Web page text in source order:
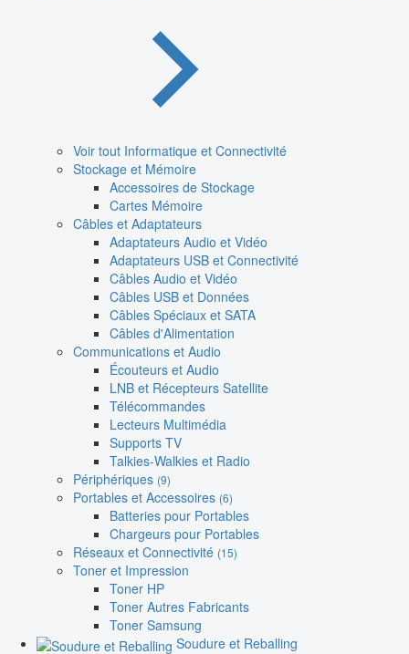
Voir tout Informatique et Connectivité
Stockage et Mémoire
Accessoires de Stockage
Cartes Mémoire
Câbles et Adaptateurs
Adaptateurs Audio et Vidéo
Adaptateurs USB et Connectivité
Câbles Audio et Vidéo
Câbles USB et Données
Câbles Spéciaux et SATA
Câbles d'Alimentation
Communications et Audio
Écouteurs et Audio
LNB et Récepteurs Satellite
Télécommandes
Lecteurs Multimédia
Supports TV
Talkies-Walkies et Radio
Périphériques (9)
Portables et Accessoires (6)
Batteries pour Portables
Chargeurs pour Portables
Réseaux et Connectivité (15)
Toner et Impression
Toner HP
Toner Autres Fabricants
Toner Samsung
Soudure et Reballing